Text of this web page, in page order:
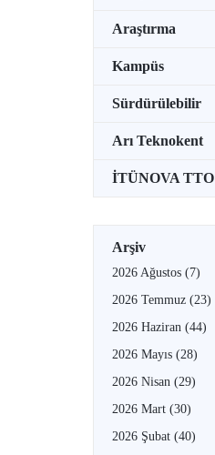
Araştırma
Kampüs
Sürdürülebilir
Arı Teknokent
İTÜNOVA TTO
Arşiv
2026 Ağustos (7)
2026 Temmuz (23)
2026 Haziran (44)
2026 Mayıs (28)
2026 Nisan (29)
2026 Mart (30)
2026 Şubat (40)